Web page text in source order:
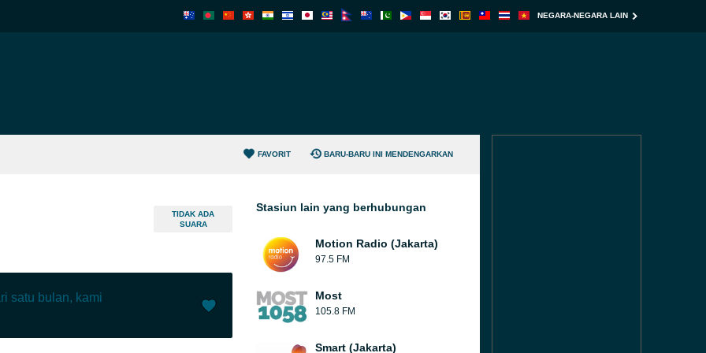
NEGARA-NEGARA LAIN
FAVORIT BARU-BARU INI MENDENGARKAN
TIDAK ADA
SUARA
satu bulan, kami
Stasiun lain yang berhubungan
Motion Radio (Jakarta)
97.5 FM
Most
105.8 FM
Smart (Jakarta)